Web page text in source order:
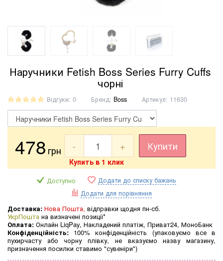
Наручники Fetish Boss Series Furry Cuffs
чорні
Відгуки: 0 Бренд: Boss Артикул: 11630
478 грн - + Купити
Купить в 1 клик
Доступно
Додати до списку бажань
Додати для порівняння
Доставка: Нова Пошта, відправки щодня пн-сб.
УкрПошта на визначені позиції*
Оплата: Онлайн LiqPay, Накладений платіж, Приват24, МоноБанк
Конфіденційність: 100% конфіденційність (упаковуємо все в
пухирчасту або чорну плівку, не вказуємо назву магазину,
призначення посилки ставимо "сувеніри")